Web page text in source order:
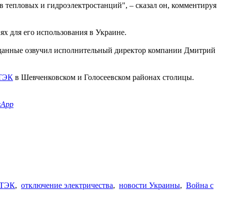
и гидроэлектростанций", – сказал он, комментируя
для его использования в Украине.
озвучил исполнительный директор компании Дмитрий
в Шевченковском и Голосеевском районах столицы.
, отключение электричества, новости Украины, Война с